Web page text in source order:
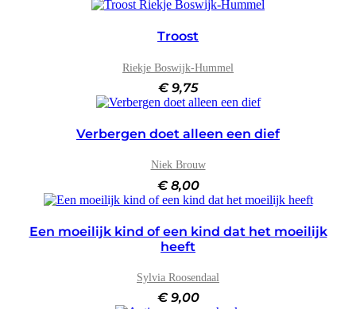
Troost
Riekje Boswijk-Hummel
€9,75
Verbergen doet alleen een dief
Niek Brouw
€8,00
Een moeilijk kind of een kind dat het moeilijk
heeft
Sylvia Roosendaal
€9,00